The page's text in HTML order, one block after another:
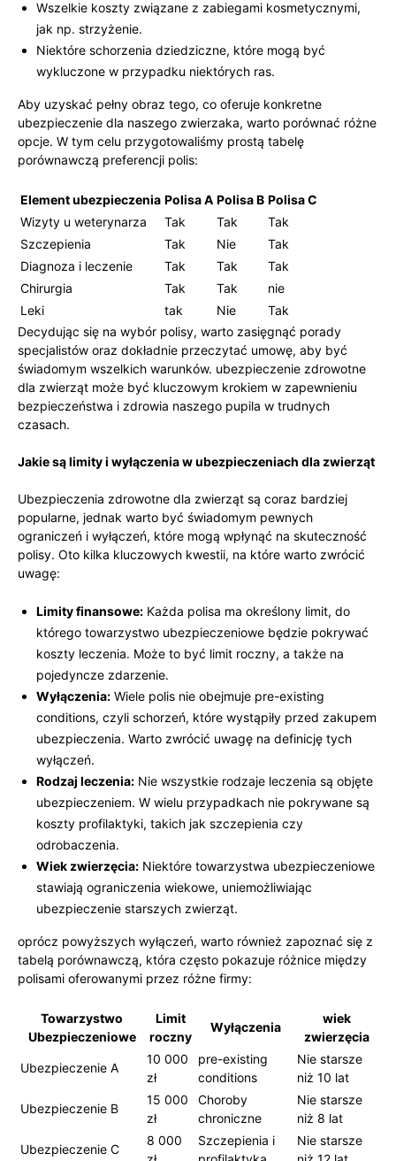
Wszelkie koszty związane⁤ z zabiegami kosmetycznymi,
⁢jak np. strzyżenie.
Niektóre schorzenia dziedziczne, które mogą być
wykluczone ⁤w przypadku niektórych ras.
Aby uzyskać⁣ pełny obraz tego, co oferuje konkretne
ubezpieczenie ‌dla naszego zwierzaka, warto porównać⁢ różne
opcje. W tym celu przygotowaliśmy prostą tabelę⁣
porównawczą preferencji polis:
Element ubezpieczenia Polisa A Polisa⁢ B Polisa C
Wizyty u‌ weterynarza
Tak Tak
Tak
Szczepienia
Tak Nie
Tak
Diagnoza i leczenie
Tak Tak
Tak
Chirurgia
Tak Tak
nie
Leki
tak Nie
Tak
Decydując‍ się ⁢na wybór polisy, warto zasięgnąć ⁤porady​
specjalistów oraz dokładnie przeczytać umowę, aby ‌być
świadomym wszelkich warunków. ‍ubezpieczenie zdrowotne
dla zwierząt może być kluczowym‌ krokiem w zapewnieniu
bezpieczeństwa i zdrowia naszego pupila ‍w trudnych
⁣czasach.
Jakie są limity i wyłączenia w ubezpieczeniach dla zwierząt
Ubezpieczenia zdrowotne dla​ zwierząt są coraz bardziej
popularne, jednak ⁣warto być świadomym pewnych
ograniczeń i wyłączeń, które⁣ mogą⁢ wpłynąć na skuteczność
polisy. Oto kilka kluczowych kwestii, na które warto zwrócić
⁣uwagę:
Limity finansowe: Każda polisa ma określony limit, do
którego towarzystwo ubezpieczeniowe będzie pokrywać
koszty leczenia. Może to być limit roczny,⁢ a także​ na
pojedyncze zdarzenie.
Wyłączenia: Wiele⁣ polis nie obejmuje pre-existing
conditions, czyli schorzeń, które wystąpiły przed⁢ zakupem
⁤ubezpieczenia. Warto zwrócić uwagę na definicję tych
wyłączeń.
Rodzaj leczenia: Nie wszystkie rodzaje leczenia są objęte
ubezpieczeniem. W wielu przypadkach nie pokrywane​ są
koszty profilaktyki, takich jak szczepienia czy
odrobaczenia.
Wiek ‍zwierzęcia: Niektóre towarzystwa ubezpieczeniowe
stawiają ‌ograniczenia wiekowe, uniemożliwiając
ubezpieczenie starszych zwierząt.
oprócz powyższych wyłączeń, warto również zapoznać się z⁢
tabelą porównawczą, która często pokazuje różnice między
polisami ⁤oferowanymi przez różne firmy:
Towarzystwo
Ubezpieczeniowe
Limit
roczny
Wyłączenia
wiek
zwierzęcia
Ubezpieczenie A
10 000
zł
pre-existing
conditions
Nie starsze⁢
niż 10 lat
Ubezpieczenie B
15 000
zł
Choroby⁢
chroniczne
Nie starsze
niż 8 lat
Ubezpieczenie C
8 ⁢000
Szczepienia i
Nie starsze